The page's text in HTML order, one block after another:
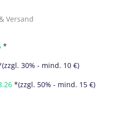
Versand
*
30% - mind. 10 €)
*(zzgl. 50% - mind. 15 €)